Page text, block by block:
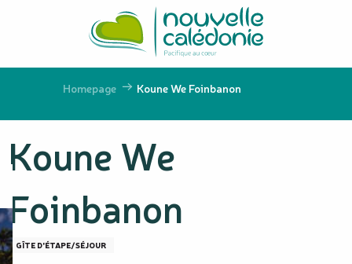
principal
Homepage Koune We Foinbanon
Koune We
Foinbanon
GÎTE D'ÉTAPE/SÉJOUR